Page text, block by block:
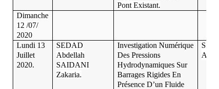
Pont Existant.
Dimanche
12 /07/
2020
Lundi 13
Juillet
2020.
SEDAD
Abdellah
SAIDANI
Zakaria.
Investigation Numérique
Des Pressions
Hydrodynamiques Sur
Barrages Rigides En
Présence D’un Fluide
S.
A.